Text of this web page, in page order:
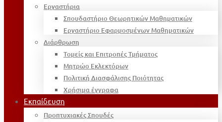
Εργαστήρια
Σπουδαστήριο Θεωρητικών Μαθηματικών
Εργαστήριο Εφαρμοσμένων Μαθηματικών
Διάρθρωση
Τομείς και Επιτροπές Τμήματος
Μητρώο Εκλεκτόρων
Πολιτική Διασφάλισης Ποιότητας
Χρήσιμα έγγραφα
Εκπαίδευση
Προπτυχιακές Σπουδές